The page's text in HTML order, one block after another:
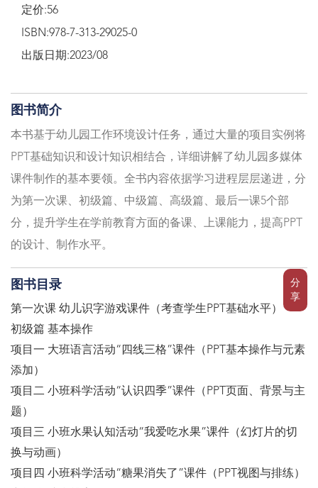
分
享
定价:56
ISBN:978-7-313-29025-0
出版日期:2023/08
图书简介
本书基于幼儿园工作环境设计任务，通过大量的项目实例将
PPT基础知识和设计知识相结合，详细讲解了幼儿园多媒体
课件制作的基本要领。全书内容依据学习进程层层递进，分
为第一次课、初级篇、中级篇、高级篇、最后一课5个部
分，提升学生在学前教育方面的备课、上课能力，提高PPT
的设计、制作水平。
图书目录
第一次课 幼儿识字游戏课件（考查学生PPT基础水平）
初级篇 基本操作
项目一 大班语言活动“四线三格”课件（PPT基本操作与元素
添加）
项目二 小班科学活动“认识四季”课件（PPT页面、背景与主
题）
项目三 小班水果认知活动“我爱吃水果”课件（幻灯片的切
换与动画）
项目四 小班科学活动“糖果消失了”课件（PPT视图与排练）